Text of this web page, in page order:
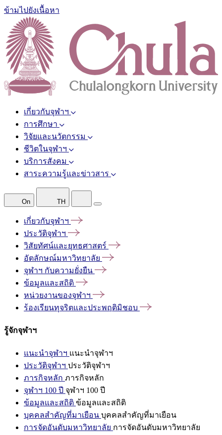
ข้ามไปยังเนื้อหา
เกี่ยวกับจุฬาฯ
การศึกษา
วิจัยและนวัตกรรม
ชีวิตในจุฬาฯ
บริการสังคม
สาระความรู้และข่าวสาร
On TH
เกี่ยวกับจุฬาฯ
ประวัติจุฬาฯ
วิสัยทัศน์และยุทธศาสตร์
อัตลักษณ์มหาวิทยาลัย
จุฬาฯ กับความยั่งยืน
ข้อมูลและสถิติ
หน่วยงานของจุฬาฯ
ร้องเรียนทุจริตและประพฤติมิชอบ
รู้จักจุฬาฯ
แนะนำจุฬาฯ แนะนำจุฬาฯ
ประวัติจุฬาฯ ประวัติจุฬาฯ
ภารกิจหลัก ภารกิจหลัก
จุฬาฯ 100 ปี จุฬาฯ 100 ปี
ข้อมูลและสถิติ ข้อมูลและสถิติ
บุคคลสำคัญที่มาเยือน บุคคลสำคัญที่มาเยือน
การจัดอันดับมหาวิทยาลัย การจัดอันดับมหาวิทยาลัย